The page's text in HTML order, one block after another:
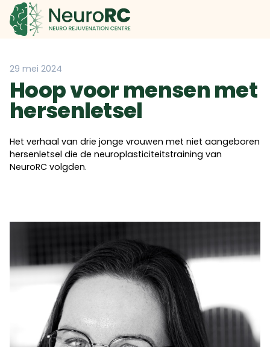
29 mei 2024
Hoop voor mensen met
hersenletsel
Het verhaal van drie jonge vrouwen met niet aangeboren
hersenletsel die de neuroplasticiteitstraining van
NeuroRC volgden.